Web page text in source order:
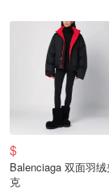
$
Balenciaga 双面羽绒夹
克